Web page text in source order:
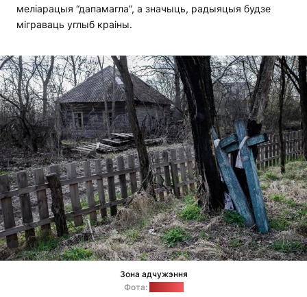
меліарацыя “дапамагла”, а значыць, радыяцыя будзе
міграваць углыб краіны.
Зона адчужэння
Фота: